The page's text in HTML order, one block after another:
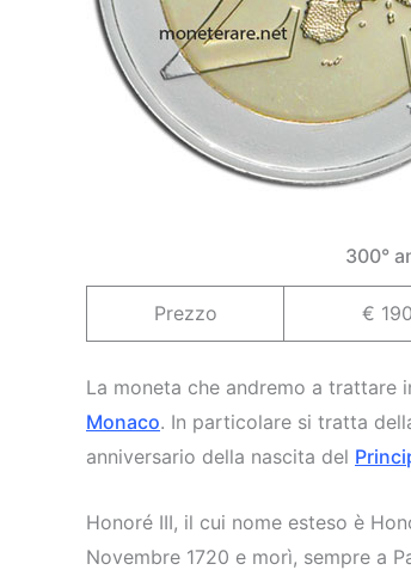
300°
Prezzo €
La moneta che andremo a
Monaco. In particolare si tratta
anniversario della nascita del
Honoré III, il cui nome esteso è
Novembre 1720 e morì, sempre a